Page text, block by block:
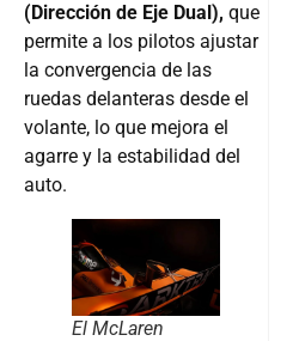
(Dirección de Eje Dual), que
permite a los pilotos ajustar
la convergencia de las
ruedas delanteras desde el
volante, lo que mejora el
agarre y la estabilidad del
auto.
El McLaren